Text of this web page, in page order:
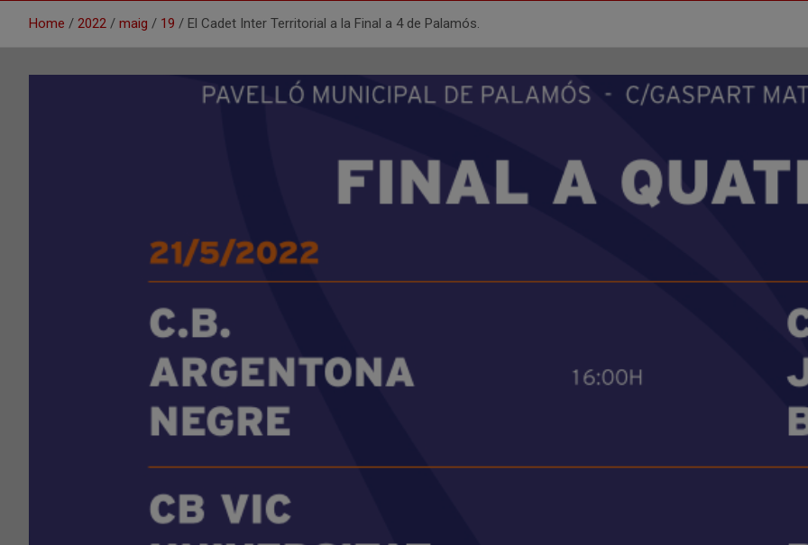
Home 2022 maig 19 El Cadet Inter Territorial a la Final a 4 de Palamós.